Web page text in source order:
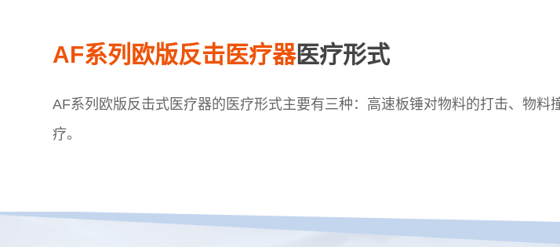
AF系列欧版反击医疗器医疗形式
AF系列欧版反击式医疗器的医疗形式主要有三种：高速板锤对物料的打击、物
疗。